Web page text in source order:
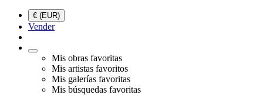
€ (EUR)
Vender
Mis obras favoritas
Mis artistas favoritos
Mis galerías favoritas
Mis búsquedas favoritas